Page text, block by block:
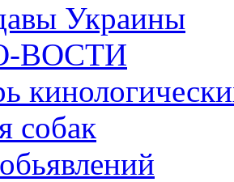
Украины
ВОСТИ
собак